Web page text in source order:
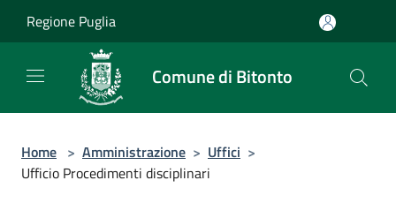
Regione Puglia
Comune di Bitonto
Home > Amministrazione > Uffici >
Ufficio Procedimenti disciplinari